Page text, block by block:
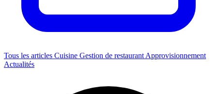
Tous les articles Cuisine Gestion de restaurant Approvisionnement
Actualités